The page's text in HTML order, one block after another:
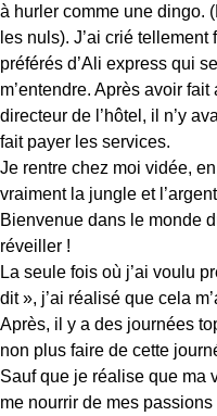
à hurler comme une dingo.
les nuls). J’ai crié
préférés d’Ali express qui
m’entendre. Après avoir
directeur de l’hôtel, il n’y
fait payer les services.
Je rentre chez moi vidée,
vraiment la jungle et
Bienvenue dans le monde
réveiller !
La seule fois où j’ai voulu
dit », j’ai réalisé que cela
Après, il y a des journées
non plus faire de cette
Sauf que je réalise que ma
me nourrir de mes